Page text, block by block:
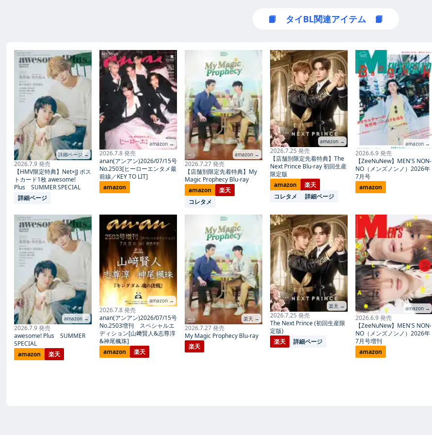
📙 タイBL関連アイテム 📙
詳細ページ →
2026.7.9 発売
【HMV限定特典】Net×JJ ポス
トカード1枚 awesome!
Plus SUMMER SPECIAL
詳細ページ
amazon →
2026.7.9 発売
awesome! Plus SUMMER
SPECIAL
amazon
楽天
amazon →
2026.7.8 発売
anan(アンアン)2026/07/15号
No.2503[ヒーローエンタメ最
前線／KEY TO LIT]
amazon
amazon →
2026.7.8 発売
anan(アンアン)2026/07/15号
No.2503増刊 スペシャルエ
ディション[山﨑賢人&志尊淳
&神尾楓珠]
amazon
楽天
amazon →
2026.7.27 発売
【店舗別限定先着特典】My
Magic Prophecy Blu-ray
amazon
楽天
コレタメ
楽天 →
2026.7.27 発売
My Magic Prophecy Blu-ray
楽天
amazon →
2026.7.25 発売
【店舗別限定先着特典】The
Next Prince Blu-ray 初回生産
限定版
amazon
楽天
コレタメ
詳細ページ
楽天 →
2026.7.25 発売
The Next Prince (初回生産限
定版)
楽天
詳細ページ
amazon →
2026.6.9 発売
【ZeeNuNew】MEN'S NON-
NO（メンズノンノ）2026年
7月号
amazon
amazon →
2026.6.9 発売
【ZeeNuNew】MEN'S NON-
NO（メンズノンノ）2026年
7月号増刊
amazon